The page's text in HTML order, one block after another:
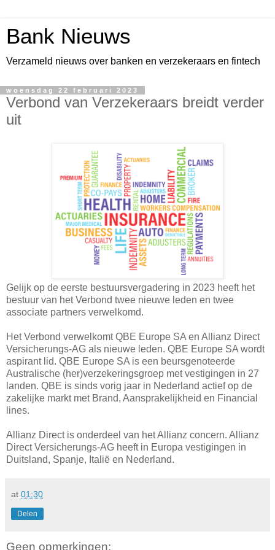
Bank Nieuws
Verzameld nieuws over banken en verzekeraars en fintech
woensdag 22 februari 2023
Verbond van Verzekeraars breidt verder
uit
Gelijk op de eerste bestuursvergadering in 2023 heeft het
bestuur van het Verbond twee nieuwe leden en twee
associate partners verwelkomd.
Het Verbond verwelkomt QBE Europe SA en Allianz Direct
Versicherungs-AG als nieuwe leden. QBE Europe SA wordt
aspirant lid. QBE Europe SA is een beursgenoteerde
Australische (her)verzekeringsgroep met vestigingen in 27
landen. QBE is sinds vorig jaar in Nederland actief op de
zakelijke markt met Brand, Aansprakelijkheid en Financial
lines.
Allianz Direct is onderdeel van het Allianz concern. Allianz
Direct Versicherungs-AG heeft in Europa vestigingen in
Duitsland, Spanje, Italië en Nederland.
at 01:30
Delen
Geen opmerkingen: